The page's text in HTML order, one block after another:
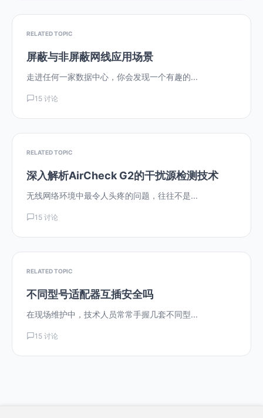
RELATED TOPIC
屏蔽与非屏蔽网线应用场景
走进任何一家数据中心，你会发现一个有趣的...
15 讨论
RELATED TOPIC
深入解析AirCheck G2的干扰源检测技术
无线网络环境中最令人头疼的问题，往往不是...
15 讨论
RELATED TOPIC
不同型号适配器互插安全吗
在现场维护中，技术人员常常手握几套不同型...
15 讨论